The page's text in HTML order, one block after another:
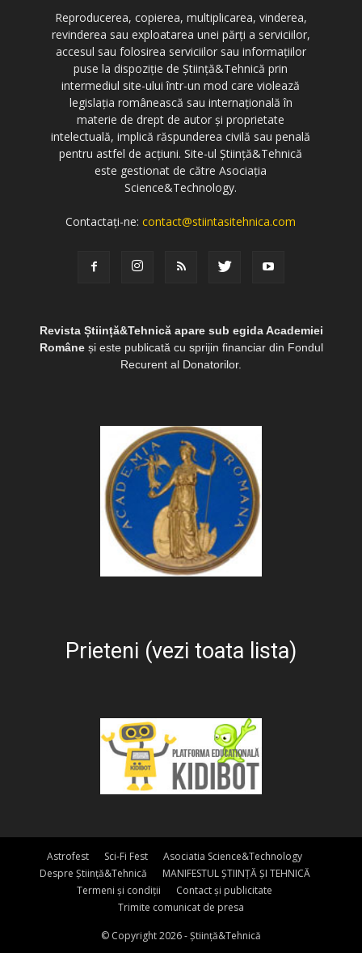
Reproducerea, copierea, multiplicarea, vinderea,
revinderea sau exploatarea unei părți a serviciilor,
accesul sau folosirea serviciilor sau informațiilor
puse la dispoziție de Știință&Tehnică prin
intermediul site-ului într-un mod care violează
legislația românească sau internațională în
materie de drept de autor și proprietate
intelectuală, implică răspunderea civilă sau penală
pentru astfel de acțiuni. Site-ul Știință&Tehnică
este gestionat de către Asociația
Science&Technology.
Contactați-ne:contact@stiintasitehnica.com
Revista Știință&Tehnică apare sub egida Academiei
Româneși este publicată cu sprijin financiar din Fondul
Recurent al Donatorilor.
Prieteni (vezi toata lista)
Astrofest Sci-Fi Fest
Asociatia Science&Technology
Despre Știință&Tehnică
MANIFESTUL ȘTIINȚĂ ȘI TEHNICĂ
Termeni și condiții
Contact și publicitate
Trimite comunicat de presa
© Copyright 2026 - Știință&Tehnică